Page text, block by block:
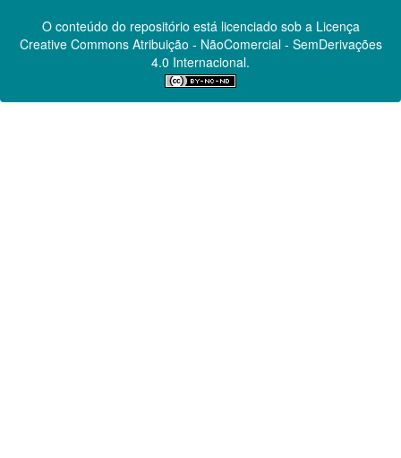
O conteúdo do repositório está licenciado sob a Licença
Creative CommonsAtribuição - NãoComercial - SemDerivações
4.0 Internacional.